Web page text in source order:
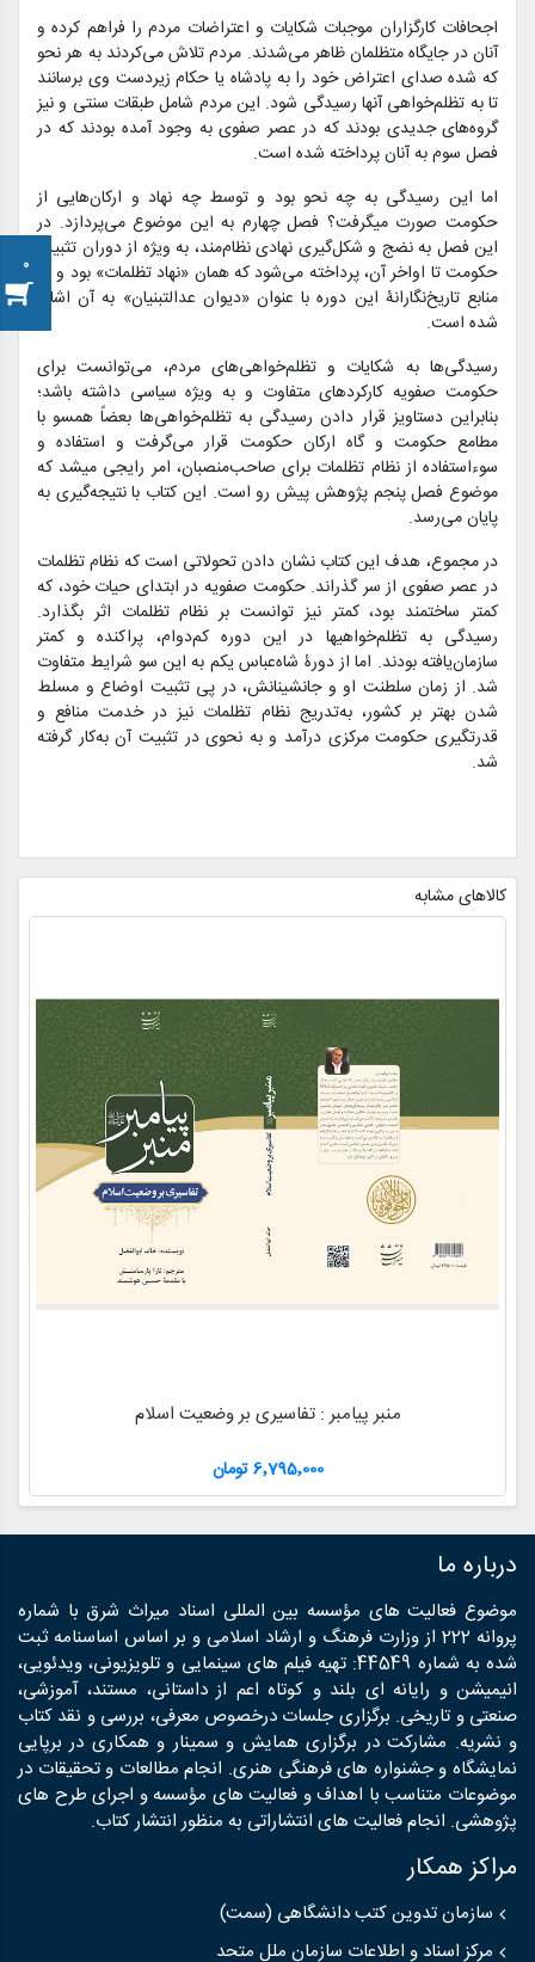
0
اجحافات کارگزاران موجبات شکایات و اعتراضات مردم را فراهم کردهو
آنان در جایگاه متظلمان ظاهر می‌شدند. مردم تلاش می‌کردند به هر نحو
که شده صدای اعتراضخود را به پادشاه یا حکام زیردست وی برسانند
تا به تظلم‌خواهیآنهارسیدگی شود. اینمردم شامل طبقات سنتی و نیز
گروه‌های جدیدی بودند که در عصر صفوی به وجود آمده بودند که در
فصل سومبه آنانپرداخته شده است.
اما این رسیدگی به چه نحو بود و توسط چه نهاد و ارکان‌هایی از
حکومت صورت میگرفت؟ فصل چهارم به این موضوع می‌پردازد. در
این فصل به نضج و شکل‌گیری نهادینظام‌مند، به ویژه از دوران تثبیت
حکومت تا اواخر آن،پرداخته می‌شود که همان «نهاد تظلمات»بود و در
منابع تاریخ‌نگارانۀ این دوره با عنوان «دیوان عدالتبنیان» به آن اشاره
شده است.
رسیدگی‌ها به شکایات و تظلم‌خواهی‌های مردم، می‌توانست برای
حکومت صفویه کارکردهای متفاوت و به ویژه سیاسی داشته باشد؛
بنابرایندستاویز قرار دادن رسیدگی به تظلم‌خواهی‌ها بعضاً همسو با
مطامع حکومت وگاه ارکان حکومت قرار می‌گرفت و استفاده و
سوءاستفاده از نظام تظلمات برای صاحب‌منصبان، امر رایجی میشد که
موضوع فصل پنجم پژوهش پیش رو است. این کتاب بانتیجه‌گیری به
پایان می‌رسد.
در مجموع، هدف این کتاب نشان دادن تحولاتی استکه نظام تظلمات
در عصر صفوی از سر گذراند.حکومت صفویه در ابتدای حیات خود، که
کمتر ساختمند بود، کمتر نیز توانست بر نظام تظلمات اثر بگذارد.
رسیدگی به تظلم‌خواهیها در این دوره کم‌دوام، پراکنده و کمتر
سازمان‌یافته بودند. اما از دورۀ شاه‌عباس یکم به این سو شرایط متفاوت
شد. از زمان سلطنت او و جانشینانش، در پی تثبیت اوضاع و مسلط
شدن بهتر بر کشور، بهتدریج نظام تظلمات نیز در خدمت منافع و
قدرتگیری حکومت مرکزی درآمد و به نحوی در تثبیت آن بهکار گرفته
شد.
کالاهای مشابه
منبر پیامبر : تفاسیری بر وضعیت اسلام
6٬795٬000 تومان
درباره ما
موضوع فعالیت های مؤسسه بین المللی اسناد میراث شرق با شماره
پروانه 222 از وزارت فرهنگ و ارشاد اسلامی و بر اساس اساسنامه ثبت
شده به شماره 44549: تهیه فیلم های سینمایی و تلویزیونی، ویدئویی،
انیمیشن و رایانه ای بلند و کوتاه اعم از داستانی، مستند، آموزشی،
صنعتی و تاریخی. برگزاری جلسات درخصوص معرفی، بررسی و نقد کتاب
و نشریه. مشارکت در برگزاری همایش و سمینار و همکاری در برپایی
نمایشگاه و جشنواره های فرهنگی هنری. انجام مطالعات و تحقیقات در
موضوعات متناسب با اهداف و فعالیت های مؤسسه و اجرای طرح های
پژوهشی. انجام فعالیت های انتشاراتی به منظور انتشار کتاب.
مراکز همکار
سازمان تدوین کتب دانشگاهی (سمت)
مرکز اسناد و اطلاعات سازمان ملل متحد